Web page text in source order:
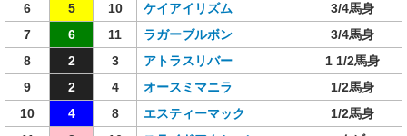
6
5 10 ケイアイリズム
3/4馬身
7
6 11 ラガーブルボン
3/4馬身
8
2 3 アトラスリバー
1 1/2馬身
9
2 4 オースミマニラ
1/2馬身
10
4 8 エスティーマック
1/2馬身